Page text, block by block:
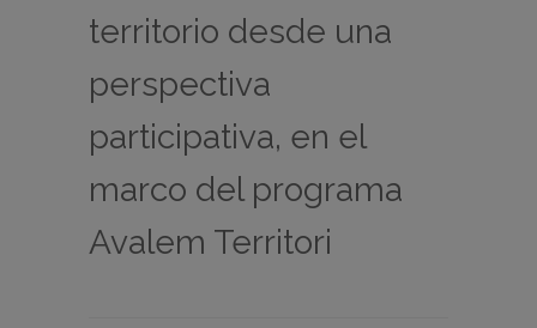
territorio desde una
perspectiva
participativa, en el
marco del programa
Avalem Territori